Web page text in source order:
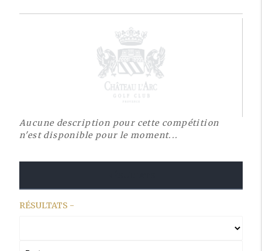
Aucune description pour cette compétition
n'est disponible pour le moment...
RÉSULTATS -